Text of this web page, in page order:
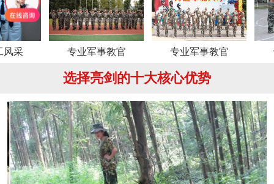
专业军事教官 专业军事教官 专业军
选择亮剑的十大核心优势